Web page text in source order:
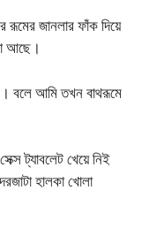
জানলার ফাঁক দিয়ে
আছে।
। বলে আমি তখন বাথরূমে
ট্যাবলেট খেয়ে নিই
হালকা খোলা